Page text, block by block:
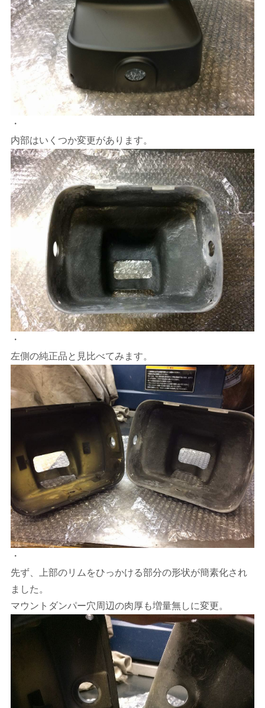
・
内部はいくつか変更があります。
・
左側の純正品と見比べてみます。
・
先ず、上部のリムをひっかける部分の形状が簡素化され
ました。
マウントダンパー穴周辺の肉厚も増量無しに変更。